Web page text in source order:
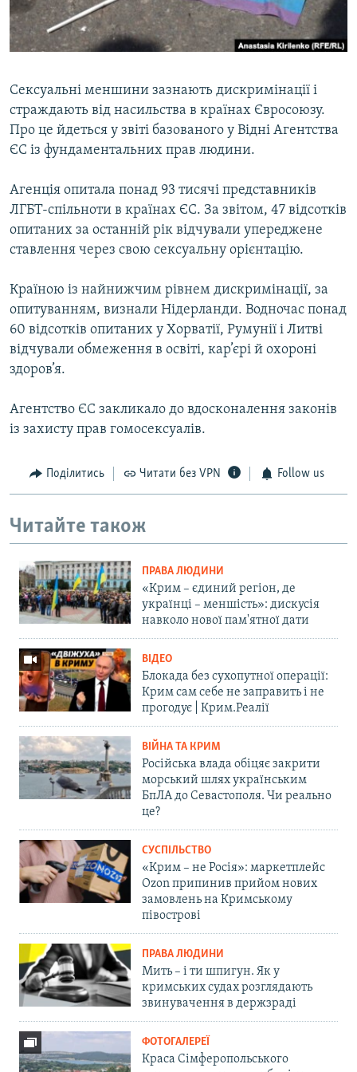
ВІДЕОУРОКИ «ELIFBE»
СВІДЧЕННЯ ОКУПАЦІЇ
ІНФОГРАФІКА
Русский
Qırımtatar
ДОЛУЧАЙСЯ!
Сексуальні меншини зазнають дискримінації і
страждають від насильства в країнах Євросоюзу.
Про це йдеться у звіті базованого у Відні Агентства
ЄС із фундаментальних прав людини.
Агенція опитала понад 93 тисячі представників
ЛГБТ-спільноти в країнах ЄС. За звітом, 47 відсотків
опитаних за останній рік відчували упереджене
ставлення через свою сексуальну орієнтацію.
Країною із найнижчим рівнем дискримінації, за
опитуванням, визнали Нідерланди. Водночас понад
60 відсотків опитаних у Хорватії, Румунії і Литві
відчували обмеження в освіті, кар’єрі й охороні
здоров’я.
Агентство ЄС закликало до вдосконалення законів
із захисту прав гомосексуалів.
Поділитись Читати без VPN Follow us
Читайте також
ПРАВА ЛЮДИНИ
«Крим – єдиний регіон, де
українці – меншість»: дискусія
навколо нової пам'ятної дати
ВІДЕО
Блокада без сухопутної операції:
Крим сам себе не заправить і не
прогодує | Крим.Реалії
ВІЙНА ТА КРИМ
Російська влада обіцяє закрити
морський шлях українським
БпЛА до Севастополя. Чи реально
це?
СУСПІЛЬСТВО
«Крим – не Росія»: маркетплейс
Ozon припинив прийом нових
замовлень на Кримському
півострові
ПРАВА ЛЮДИНИ
Мить – і ти шпигун. Як у
кримських судах розглядають
звинувачення в держзраді
ФОТОГАЛЕРЕЇ
Краса Сімферопольського